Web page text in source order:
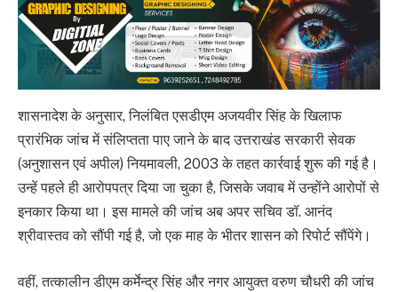
शासनादेश के अनुसार, निलंबित एसडीएम अजयवीर सिंह के खिलाफ
प्रारंभिक जांच में संलिप्तता पाए जाने के बाद उत्तराखंड सरकारी सेवक
(अनुशासन एवं अपील) नियमावली, 2003 के तहत कार्रवाई शुरू की गई है।
उन्हें पहले ही आरोपपत्र दिया जा चुका है, जिसके जवाब में उन्होंने आरोपों से
इनकार किया था। इस मामले की जांच अब अपर सचिव डॉ. आनंद
श्रीवास्तव को सौंपी गई है, जो एक माह के भीतर शासन को रिपोर्ट सौंपेंगे।
वहीं, तत्कालीन डीएम कर्मेन्द्र सिंह और नगर आयुक्त वरुण चौधरी की जांच